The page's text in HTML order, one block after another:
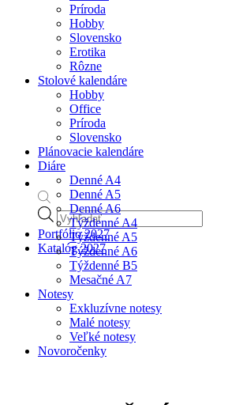
Products
search
Portfólio 2027
Katalóg 2027
Príroda
Hobby
Slovensko
Erotika
Rôzne
Stolové kalendáre
Hobby
Office
Príroda
Slovensko
Plánovacie kalendáre
Diáre
Denné A4
Denné A5
Denné A6
Týždenné A4
Týždenné A5
Týždenné A6
Týždenné B5
Mesačné A7
Notesy
Exkluzívne notesy
Malé notesy
Veľké notesy
Novoročenky